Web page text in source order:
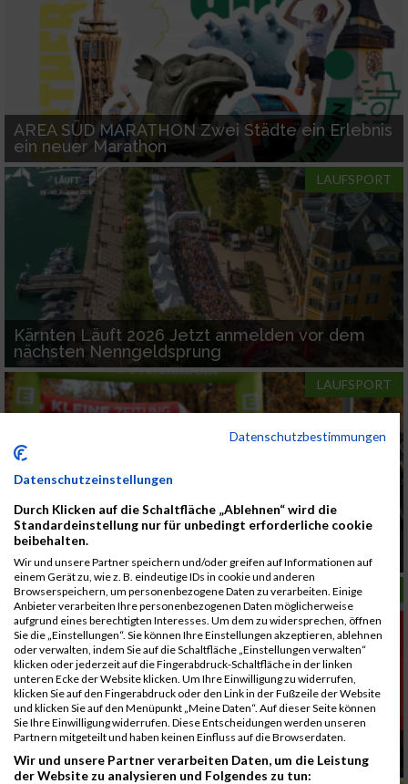
AREA SÜD MARATHON Zwei Städte ein Erlebnis
ein neuer Marathon
LAUFSPORT
Kärnten Läuft 2026 Jetzt anmelden vor dem
nächsten Nenngeldsprung
LAUFSPORT
Jetzt anmelden Graz Marathon 2026 Nenngeld
steigt bald
LAUFSPORT
Area Sued Marathon verbindet Graz und
Woerthersee
Datenschutzbestimmungen
Datenschutzeinstellungen
Durch Klicken auf die Schaltfläche „Ablehnen“ wird die
Standardeinstellung nur für unbedingt erforderliche cookie
beibehalten.
Wir und unsere Partner speichern und/oder greifen auf Informationen auf
einem Gerät zu, wie z. B. eindeutige IDs in cookie und anderen
Browserspeichern, um personenbezogene Daten zu verarbeiten. Einige
Anbieter verarbeiten Ihre personenbezogenen Daten möglicherweise
aufgrund eines berechtigten Interesses. Um dem zu widersprechen, öffnen
Sie die „Einstellungen“. Sie können Ihre Einstellungen akzeptieren, ablehnen
oder verwalten, indem Sie auf die Schaltfläche „Einstellungen verwalten“
klicken oder jederzeit auf die Fingerabdruck-Schaltfläche in der linken
unteren Ecke der Website klicken. Um Ihre Einwilligung zu widerrufen,
klicken Sie auf den Fingerabdruck oder den Link in der Fußzeile der Website
und klicken Sie auf den Menüpunkt „Meine Daten“. Auf dieser Seite können
Sie Ihre Einwilligung widerrufen. Diese Entscheidungen werden unseren
Partnern mitgeteilt und haben keinen Einfluss auf die Browserdaten.
Wir und unsere Partner verarbeiten Daten, um die Leistung
der Website zu analysieren und Folgendes zu tun: